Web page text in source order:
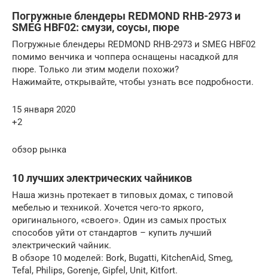
Погружные блендеры REDMOND RHB-2973 и
SMEG HBF02: смузи, соусы, пюре
Погружные блендеры REDMOND RHB-2973 и SMEG HBF02
помимо венчика и чоппера оснащены насадкой для
пюре. Только ли этим модели похожи?
Нажимайте, открывайте, чтобы узнать все подробности.
15 января 2020
+2
обзор рынка
10 лучших электрических чайников
Наша жизнь протекает в типовых домах, с типовой
мебелью и техникой. Хочется чего-то яркого,
оригинального, «своего». Один из самых простых
способов уйти от стандартов – купить лучший
электрический чайник.
В обзоре 10 моделей: Bork, Bugatti, KitchenAid, Smeg,
Tefal, Philips, Gorenje, Gipfel, Unit, Kitfort.